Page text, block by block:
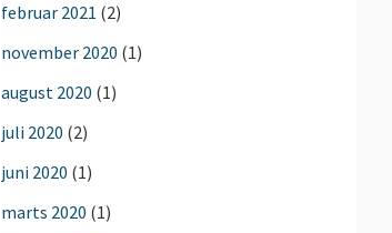
februar 2021 (2)
november 2020 (1)
august 2020 (1)
juli 2020 (2)
juni 2020 (1)
marts 2020 (1)